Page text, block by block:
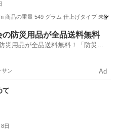
商品の重量 549 グラム 仕上げタイプ 未
の防災用品が全品送料無料
災用品が全品送料無料！「防災備
サン Ad
て
日